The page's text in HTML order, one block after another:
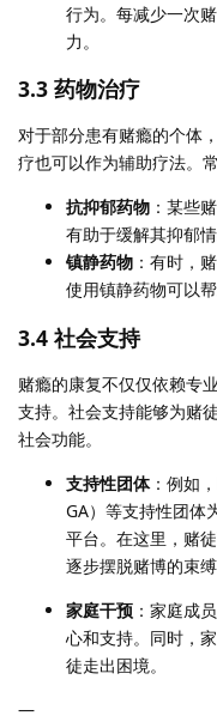
行为。每减少一次
力。
3.3 药物治疗
对于部分患有赌瘾的个体
疗也可以作为辅助疗法。
抗抑郁药物 ：某些
有助于缓解其抑郁
镇静药物 ：有时，
使用镇静药物可以
3.4 社会支持
赌瘾的康复不仅仅依赖专
支持。社会支持能够为赌
社会功能。
支持性团体：例如
GA）等支持性团体
平台。在这里，赌
逐步摆脱赌博的束缚
家庭干预 ：家庭成
心和支持。同时，
徒走出困境。
—